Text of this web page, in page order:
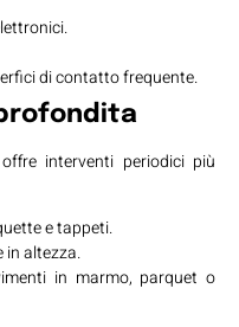
di contatto frequente.
interventi periodici più
e tappeti.
in altezza.
in marmo, parquet o